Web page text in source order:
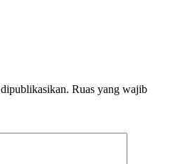
Ruas yang wajib